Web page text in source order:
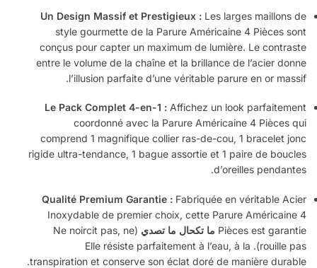
Un Design Massif et Prestigieux : Les larges maillons de
style gourmette de la Parure Américaine 4 Pièces sont
conçus pour capter un maximum de lumière. Le contraste
entre le volume de la chaîne et la brillance de l’acier donne
l’illusion parfaite d’une véritable parure en or massif.
Le Pack Complet 4-en-1 : Affichez un look parfaitement
coordonné avec la Parure Américaine 4 Pièces qui
comprend 1 magnifique collier ras-de-cou, 1 bracelet jonc
rigide ultra-tendance, 1 bague assortie et 1 paire de boucles
d’oreilles pendantes.
Qualité Premium Garantie : Fabriquée en véritable Acier
Inoxydable de premier choix, cette Parure Américaine 4
Pièces est garantie ما تكحال ما تصدي (Ne noircit pas, ne
rouille pas). Elle résiste parfaitement à l’eau, à la
transpiration et conserve son éclat doré de manière durable.